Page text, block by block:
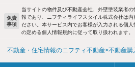
免責
事項
当サイトの物件及び不動産会社、外壁塗装業者
報であり、ニフティライフスタイル株式会社は
ださい。本サービス内でお客様が入力される個
の定める個人情報規約に従って取り扱われます。
不動産・住宅情報のニフティ不動産 不動産購